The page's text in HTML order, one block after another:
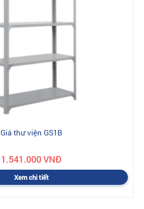
Giá thư viện GS1B
1.541.000 VNĐ
Xem chi tiết